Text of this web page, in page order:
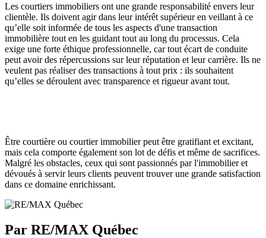
Les courtiers immobiliers ont une grande responsabilité envers leur
clientèle. Ils doivent agir dans leur intérêt supérieur en veillant à ce
qu’elle soit informée de tous les aspects d'une transaction
immobilière tout en les guidant tout au long du processus. Cela
exige une forte éthique professionnelle, car tout écart de conduite
peut avoir des répercussions sur leur réputation et leur carrière. Ils ne
veulent pas réaliser des transactions à tout prix : ils souhaitent
qu’elles se déroulent avec transparence et rigueur avant tout.
Être courtière ou courtier immobilier peut être gratifiant et excitant,
mais cela comporte également son lot de défis et même de sacrifices.
Malgré les obstacles, ceux qui sont passionnés par l'immobilier et
dévoués à servir leurs clients peuvent trouver une grande satisfaction
dans ce domaine enrichissant.
Par RE/MAX Québec